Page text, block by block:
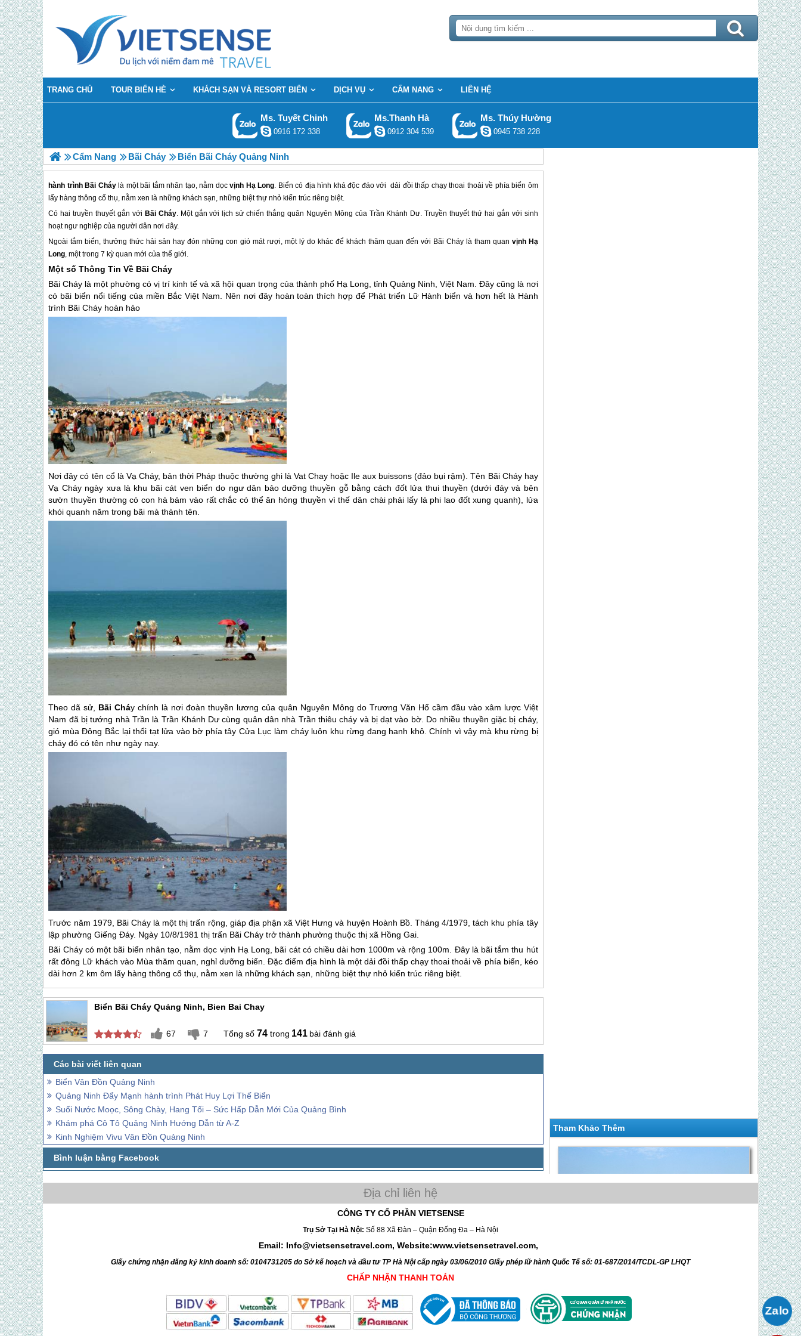
TRANG CHỦ TOUR BIỂN HÈ KHÁCH SẠN VÀ RESORT BIỂN DỊCH VỤ CẨM NANG LIÊN HỆ
Ms. Tuyết Chinh
0916 172 338
Ms.Thanh Hà
0912 304 539
Ms. Thúy Hường
0945 738 228
Tham Khảo Thêm
Cẩm Nang Bãi Cháy Biển Bãi Cháy Quảng Ninh
hành trình Bãi Cháylà một bãi tắm nhân tạo, nằm dọcvịnh Hạ Long. Biển có địa hình khá độc đáo với dải đồi thấp chạy thoai thoải về phía biển ôm
lấy hàng thông cổ thụ, nằm xen là những khách sạn, những biệt thự nhỏ kiến trúc riêng biệt.
Có hai truyền thuyết gắn với Bãi Cháy. Một gắn với lịch sử chiến thắng quân Nguyên Mông của Trần Khánh Dư. Truyền thuyết thứ hai gắn với sinh
hoạt ngư nghiệp của người dân nơi đây.
Ngoài tắm biển, thưởng thức hải sản hay đón những con gió mát rượi, một lý do khác để khách thăm quan đến với Bãi Cháy là tham quan vịnh Hạ
Long, một trong 7 kỳ quan mới của thế giới.
Một số Thông Tin Về Bãi Cháy
Bãi Cháy là một phường có vị trí kinh tế và xã hội quan trọng của thành phố Hạ Long, tỉnh Quảng Ninh, Việt Nam. Đây cũng là nơi
có bãi biển nổi tiếng của miền Bắc Việt Nam. Nên nơi đây hoàn toàn thích hợp để Phát triển Lữ Hành biển và hơn hết là Hành
trình Bãi Cháy hoàn hảo
Nơi đây có tên cổ là Vạ Cháy, bản thời Pháp thuộc thường ghi là Vat Chay hoặc Ile aux buissons (đảo bụi rậm). Tên Bãi Cháyhay
Vạ Cháy ngày xưa là khu bãi cát ven biển do ngư dân bảo dưỡng thuyền gỗ bằng cách đốt lửa thui thuyền (dưới đáy và bên
sườn thuyền thường có con hà bám vào rất chắc có thể ăn hỏng thuyền vì thế dân chài phải lấy lá phi lao đốt xung quanh), lửa
khói quanh năm trong bãi mà thành tên.
Theo dã sử, Bãi Cháy chính là nơi đoàn thuyền lương của quân Nguyên Mông do Trương Văn Hổ cầm đầu vào xâm lược Việt
Nam đã bị tướng nhà Trần là Trần Khánh Dư cùng quân dân nhà Trần thiêu cháy và bị dạt vào bờ. Do nhiều thuyền giặc bị cháy,
gió mùa Đông Bắc lại thổi tạt lửa vào bờ phía tây Cửa Lục làm cháy luôn khu rừng đang hanh khô. Chính vì vậy mà khu rừng bị
cháy đó có tên như ngày nay.
Trước năm 1979, Bãi Cháylà một thị trấn rộng, giáp địa phận xã Việt Hưng và huyện Hoành Bồ. Tháng 4/1979, tách khu phía tây
lập phường Giếng Đáy. Ngày 10/8/1981 thị trấn Bãi Cháy trở thành phường thuộc thị xã Hồng Gai.
Bãi Cháycó một bãi biển nhân tạo, nằm dọc vịnh Hạ Long, bãi cát có chiều dài hơn 1000m và rộng 100m. Đây là bãi tắm thu hút
rất đông Lữ khách vào Mùa thăm quan, nghỉ dưỡng biển. Đặc điểm địa hình là một dải đồi thấp chạy thoai thoải về phía biển, kéo
dài hơn 2 km ôm lấy hàng thông cổ thụ, nằm xen là những khách sạn, những biệt thự nhỏ kiến trúc riêng biệt.
Biển Bãi Cháy Quảng Ninh, Bien Bai Chay
67 7 74 141 bài đánh giá
Biển Vân Đồn Quảng Ninh
Quảng Ninh Đẩy Mạnh hành trình Phát Huy Lợi Thế Biển
Suối Nước Moọc, Sông Chày, Hang Tối – Sức Hấp Dẫn Mới Của Quảng Bình
Khám phá Cô Tô Quảng Ninh Hướng Dẫn từ A-Z
Kinh Nghiệm Vivu Vân Đồn Quảng Ninh
CÔNG TY CỔ PHẦN VIETSENSE
Trụ Sở Tại Hà Nội: Số 88 Xã Đàn – Quận Đống Đa – Hà Nội
Email: Info@vietsensetravel.com, Website:www.vietsensetravel.com,
Giấy chứng nhận đăng ký kinh doanh số: 0104731205 do Sở kế hoạch và đầu tư TP Hà Nội cấp ngày 03/06/2010 Giấy phép lữ hành Quốc Tế số: 01-687/2014/TCDL-GP LHQT
CHẤP NHẬN THANH TOÁN